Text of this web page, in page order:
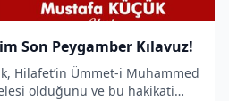
Son Peygamber Kılavuz!
Hilafet’in Ümmet-i Muhammed
olduğunu ve bu hakikati